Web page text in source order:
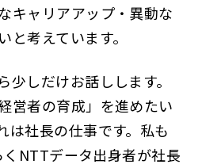
キャリアアップ・異動な
と考えています。
少しだけお話しします。
営者の育成」を進めたい
は社長の仕事です。私も
NTTデータ出身者が社長